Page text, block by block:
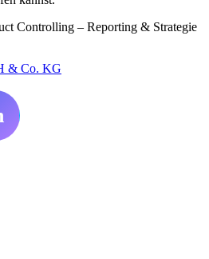
Controlling – Reporting & Strategie
& Co. KG